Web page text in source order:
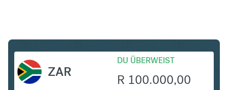
ZAR
DU ÜBERWEIST
R 100.000,00